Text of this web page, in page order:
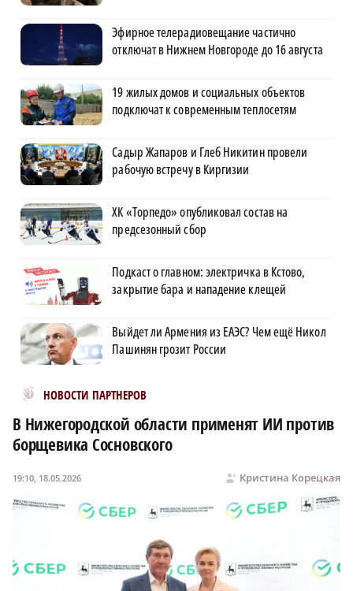
Эфирное телерадиовещание частично
отключат в Нижнем Новгороде до 16 августа
19 жилых домов и социальных объектов
подключат к современным теплосетям
Садыр Жапаров и Глеб Никитин провели
рабочую встречу в Киргизии
ХК «Торпедо» опубликовал состав на
предсезонный сбор
Подкаст о главном: электричка в Кстово,
закрытие бара и нападение клещей
Выйдет ли Армения из ЕАЭС? Чем ещё Никол
Пашинян грозит России
НОВОСТИ ПАРТНЕРОВ
Новости МирТесен
В Нижегородской области применят ИИ против
борщевика Сосновского
Кристина Корецкая
19:10, 18.05.2026